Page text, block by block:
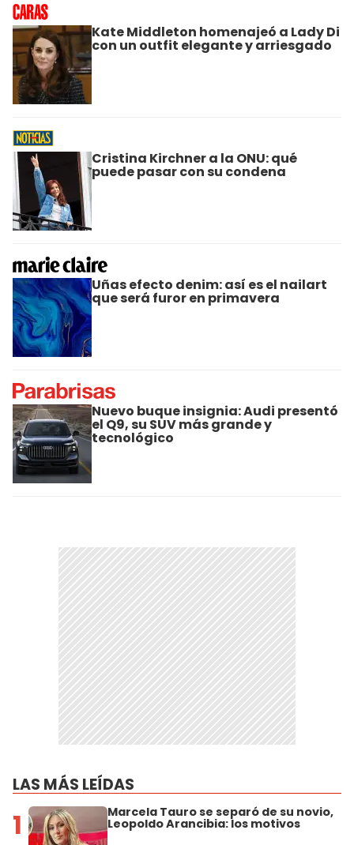
Kate Middleton homenajeó a Lady Di
con un outfit elegante y arriesgado
Cristina Kirchner a la ONU: qué
puede pasar con su condena
Uñas efecto denim: así es el nailart
que será furor en primavera
Nuevo buque insignia: Audi presentó
el Q9, su SUV más grande y
tecnológico
LAS MÁS LEÍDAS
1 Marcela Tauro se separó de su novio,
Leopoldo Arancibia: los motivos